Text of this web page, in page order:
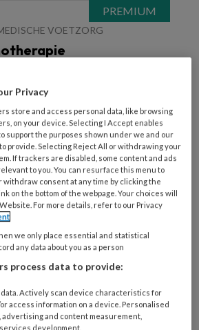
VOETZORG
succes:
Privacy
store and access personal data, like browsing
on your device. Selecting I Accept enables
support the purposes shown under we and our
provide. Selecting Reject All or withdrawing your
If trackers are disabled, some content and ads
to you. You can resurface this menu to
withdraw consent at any time by clicking the
on the bottom of the webpage. Your choices will
For more details, refer to our Privacy
we only place essential and statistical
any data about you as a person
process data to provide:
Actively scan device characteristics for
access information on a device. Personalised
and content measurement,
development.